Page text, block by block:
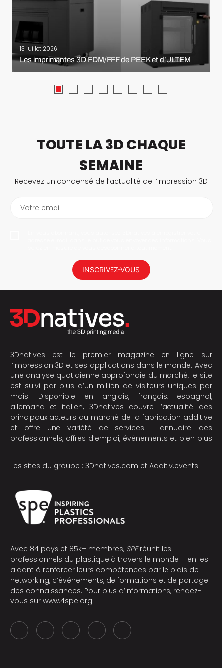
13 juillet 2026
Les imprimantes 3D FDM/FFF de PEEK et d’ULTEM
TOUTE LA 3D CHAQUE
SEMAINE
Recevez un condensé de l’actualité de l’impression 3D
Votre email
INSCRIVEZ-VOUS
3Dnatives est le premier magazine en ligne sur
l’impression 3D et ses applications dans le monde. Avec
une analyse quotidienne approfondie du marché, le site
est suivi par plus d’un million de visiteurs uniques par
mois. Disponible en anglais, français, espagnol,
allemand et italien, 3Dnatives couvre l’actualité des
principaux acteurs du marché de la fabrication additive
et offre une variété de services : annuaire des
professionnels, offres d’emploi, évènements et bien plus
!
Les sites du groupe : 3Dnatives.com et Additiv.events
Avec 84 pays et 85k+ membres, SPEréunit les
professionnels du plastique à travers le monde – en les
aidant à renforcer leurs compétences par le biais de
networking, d’événements, de formations et de partage
des connaissances. Pour plus d’informations, rendez-
vous sur www.4spe.org.